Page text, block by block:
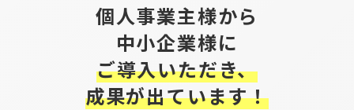
個人事業主様から
中小企業様に
ご導入いただき、
成果が出ています！